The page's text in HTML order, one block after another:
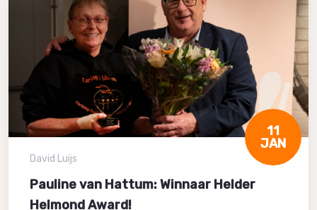
11
JAN
David Luijs
Pauline van Hattum: Winnaar Helder
Helmond Award!